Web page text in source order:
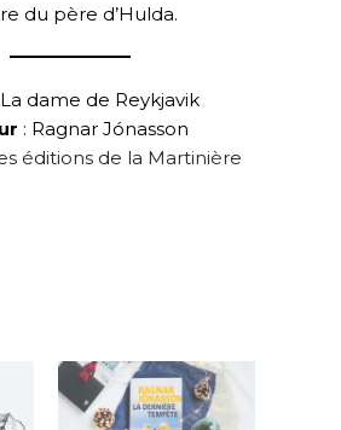
du père d’Hulda.
La dame de Reykjavik
: Ragnar Jónasson
éditions de la Martinière